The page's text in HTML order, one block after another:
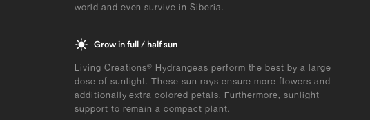
world and even survive in Siberia.
Grow in full / half sun
Living Creations® Hydrangeas perform the best by a large
dose of sunlight. These sun rays ensure more flowers and
additionally extra colored petals. Furthermore, sunlight
support to remain a compact plant.